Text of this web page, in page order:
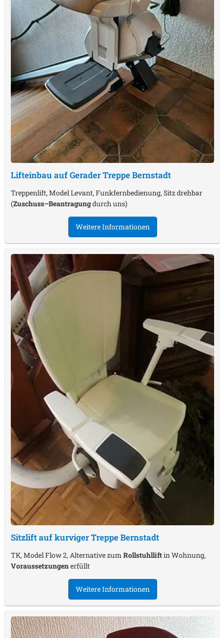
Lifteinbau auf Gerader TreppeBernstadt
Treppenlift, Model Levant, Funkfernbedienung, Sitz drehbar
(Zuschuss–Beantragungdurch uns)
Weitere Informationen
Sitzlift auf kurviger TreppeBernstadt
TK, Model Flow 2, Alternative zum Rollstuhlliftin Wohnung,
Voraussetzungenerfüllt
Weitere Informationen